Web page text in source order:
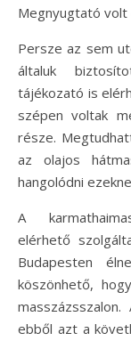
Megnyugtató
Persze az sem
általuk
tájékozató is
szépen voltak
része.
az olajos
hangolódni
A
elérhető
Budapesten
köszönhető,
ebből azt a